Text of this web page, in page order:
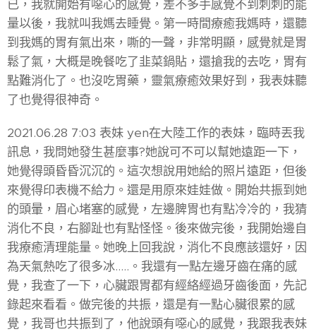
已，我就開始有噁心的感覺，差不多手感覺不到刺刺的能
量以後，我就叫我媽去睡覺。第一時間療癒我媽時，還聽
到我媽的胃有氣出來，嘶的一聲，非常明顯，感覺就是胃
鬆了氣，大概是晚餐吃了韭菜鍋貼，還搶我的去吃，胃有
點難消化了。也沒吃胃藥，靈氣療癒效果好到，我表妹聽
了也覺得很神奇。
2021.06.28 7:03 表妹 yen在大陸工作的表妹，臨時丟我
訊息，我問她發生甚麼事?她說可不可以幫她遠距一下，
她覺得頭昏昏沉沉的。這次想說用她給的照片遠距，但後
來覺得印表機不給力。還是用原來娃娃做。開始共振到她
的頭暈，眉心堵塞的感覺，左邊脾胃也有點冷冷的，我猜
消化不良，右腳趾也有點怪怪。後來做完後，我開始邊自
我療癒清理能量。她晚上回我說，消化不良應該還好，因
為天氣熱吃了很多冰…..。我還有一點左邊牙齒在痛的感
覺，我查了一下，心臟跟胃都有經絡經過牙齒後面，先記
錄起來看看。做完後的共振，還是有一點心臟很累的感
覺，我哥也共振到了，他說頭有噁心的感覺，我跟我表妹